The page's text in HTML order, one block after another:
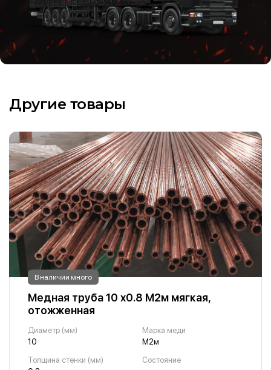
Другие товары
В наличии много
Медная труба 10 х0.8 М2м мягкая,
отожженная
Диаметр (мм)
10
Марка меди
М2м
Толщина стенки (мм)
Состояние